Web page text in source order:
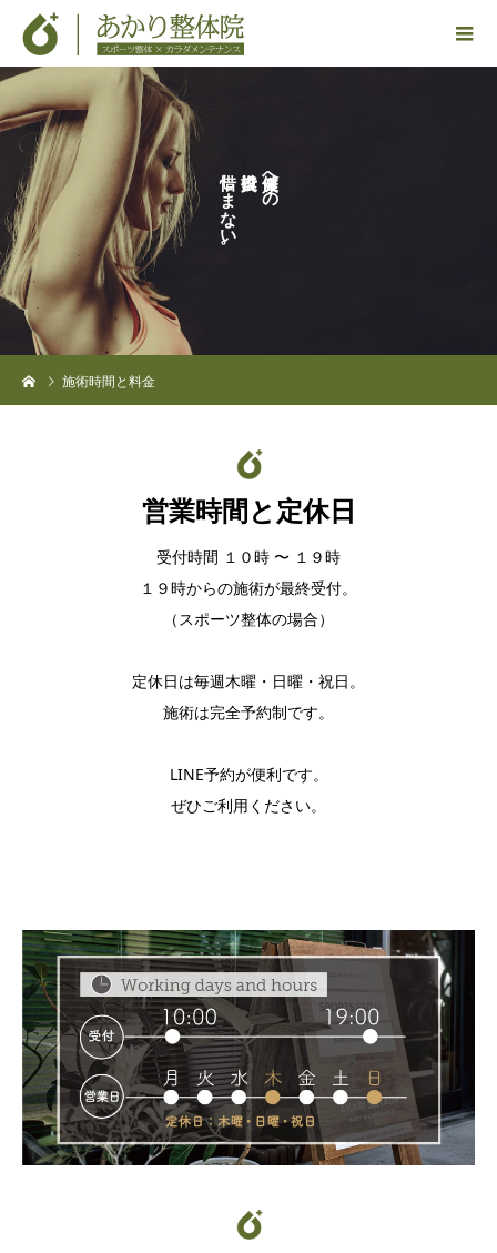
へ
の
は
し
ま
な
い
。
施術時間と料金
営業時間と定休日
受付時間 １０時 〜 １９時
１９時からの施術が最終受付。
（スポーツ整体の場合）
定休日は毎週木曜・日曜・祝日。
施術は完全予約制です。
LINE予約が便利です。
ぜひご利用ください。